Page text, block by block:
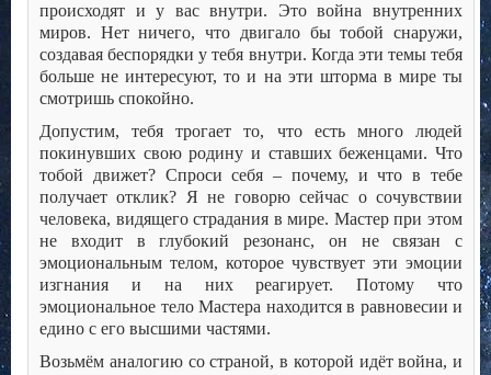
происходят и у вас внутри. Это война внутренних
миров. Нет ничего, что двигало бы тобой снаружи,
создавая беспорядки у тебя внутри. Когда эти темы тебя
больше не интересуют, то и на эти шторма в мире ты
смотришь спокойно.
Допустим, тебя трогает то, что есть много людей
покинувших свою родину и ставших беженцами. Что
тобой движет? Спроси себя – почему, и что в тебе
получает отклик? Я не говорю сейчас о сочувствии
человека, видящего страдания в мире. Мастер при этом
не входит в глубокий резонанс, он не связан с
эмоциональным телом, которое чувствует эти эмоции
изгнания и на них реагирует. Потому что
эмоциональное тело Мастера находится в равновесии и
едино с его высшими частями.
Возьмём аналогию со страной, в которой идёт война, и